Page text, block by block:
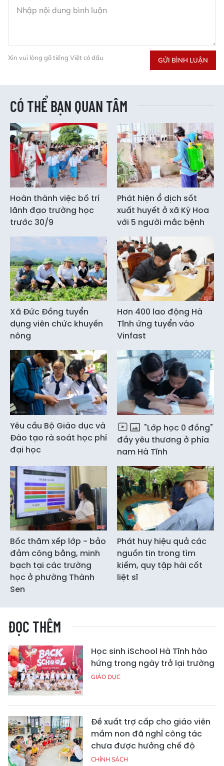
Xin vui lòng gõ tiếng Việt có dấu GỬI BÌNH LUẬN
CÓ THỂ BẠN QUAN TÂM
Hoàn thành việc bố trí
lãnh đạo trường học
trước 30/9
Phát hiện ổ dịch sốt
xuất huyết ở xã Kỳ Hoa
với 5 người mắc bệnh
Xã Đức Đồng tuyển
dụng viên chức khuyến
nông
Hơn 400 lao động Hà
Tĩnh ứng tuyển vào
Vinfast
Yêu cầu Bộ Giáo dục và
Đào tạo rà soát học phí
đại học
"Lớp học 0 đồng"
đầy yêu thương ở phía
nam Hà Tĩnh
Bốc thăm xếp lớp - bảo
đảm công bằng, minh
bạch tại các trường
học ở phường Thành
Sen
Phát huy hiệu quả các
nguồn tin trong tìm
kiếm, quy tập hài cốt
liệt sĩ
ĐỌC THÊM
Học sinh iSchool Hà Tĩnh hào
hứng trong ngày trở lại trường
GIÁO DỤC
Đề xuất trợ cấp cho giáo viên
mầm non đã nghỉ công tác
chưa được hưởng chế độ
CHÍNH SÁCH